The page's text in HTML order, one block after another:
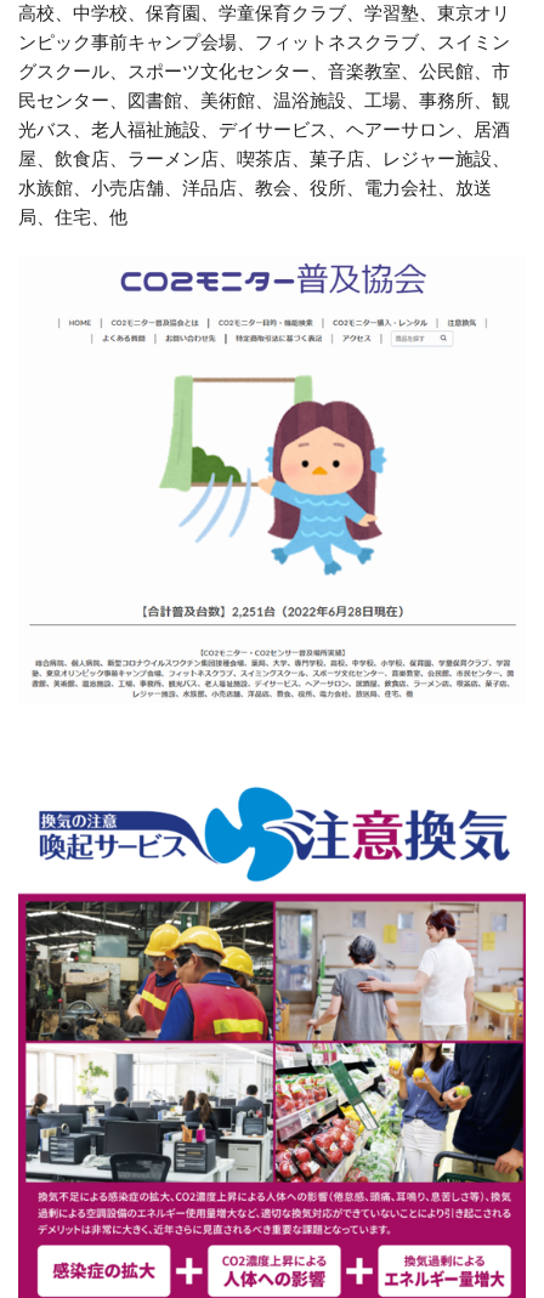
高校、中学校、保育園、学童保育クラブ、学習塾、東京オリ
ンピック事前キャンプ会場、フィットネスクラブ、スイミン
グスクール、スポーツ文化センター、音楽教室、公民館、市
民センター、図書館、美術館、温浴施設、工場、事務所、観
光バス、老人福祉施設、デイサービス、ヘアーサロン、居酒
屋、飲食店、ラーメン店、喫茶店、菓子店、レジャー施設、
水族館、小売店舗、洋品店、教会、役所、電力会社、放送
局、住宅、他